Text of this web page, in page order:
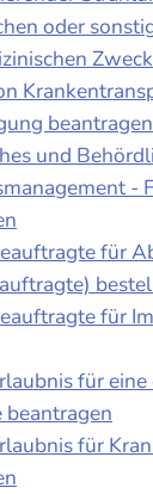
oder
beantragen
und
-
für
für
für
für